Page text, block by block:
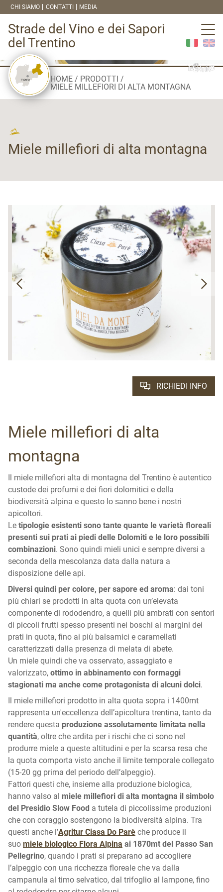
CHI SIAMO CONTATTI MEDIA
Strade del Vino e dei Sapori
del Trentino
HOME
PRODOTTI
MIELE MILLEFIORI DI ALTA MONTAGNA
Miele millefiori di alta montagna
RICHIEDI INFO
Miele millefiori di alta
montagna
Il miele millefiori alta di montagna del Trentino è autentico
custode dei profumi e dei fiori dolomitici e della
biodiversità alpina e questo lo sanno bene i nostri
apicoltori.
Le tipologie esistenti sono tante quante le varietà floreali
presenti sui prati ai piedi delle Dolomiti e le loro possibili
combinazioni. Sono quindi mieli unici e sempre diversi a
seconda della mescolanza data dalla natura a
disposizione delle api.
Diversi quindi per colore, per sapore ed aroma: dai toni
più chiari se prodotti in alta quota con un’elevata
componente di rododendro, a quelli più ambrati con sentori
di piccoli frutti spesso presenti nei boschi ai margini dei
prati in quota, fino ai più balsamici e caramellati
caratterizzati dalla presenza di melata di abete.
Un miele quindi che va osservato, assaggiato e
valorizzato, ottimo in abbinamento con formaggi
stagionati ma anche come protagonista di alcuni dolci.
Il miele millefiori prodotto in alta quota sopra i 1400mt
rappresenta un'eccellenza dell’apicoltura trentina, tanto da
rendere questa produzione assolutamente limitata nella
quantità, oltre che ardita per i rischi che ci sono nel
produrre miele a queste altitudini e per la scarsa resa che
la quota comporta visto anche il limite temporale collegato
(15-20 gg prima del periodo dell’alpeggio).
Fattori questi che, insieme alla produzione biologica,
hanno valso al miele millefiori di alta montagna il simbolo
del Presidio Slow Food a tutela di piccolissime produzioni
che con coraggio sostengono la biodiversità alpina. Tra
questi anche l’Agritur Ciasa Do Parè che produce il
suo miele biologico Flora Alpina ai 1870mt del Passo San
Pellegrino, quando i prati si preparano ad accogliere
l’alpeggio con una ricchezza floreale che va dalla
campanula al timo selvatico, dal trifoglio al lampone, fino